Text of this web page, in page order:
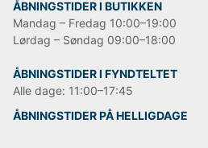
ÅBNINGSTIDER I BUTIKKEN
Mandag – Fredag 10:00–19:00
Lørdag – Søndag 09:00–18:00
ÅBNINGSTIDER I FYNDTELTET
Alle dage: 11:00–17:45
ÅBNINGSTIDER PÅ HELLIGDAGE